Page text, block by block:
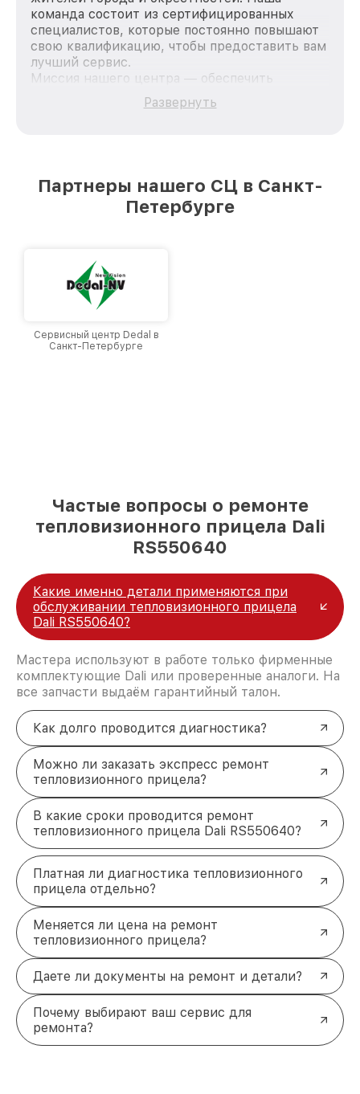
команда состоит из сертифицированных
специалистов, которые постоянно повышают
свою квалификацию, чтобы предоставить вам
лучший сервис.
Миссия нашего центра — обеспечить
качественный и доступный ремонт для
каждого пользователя продукции Dali, вне
лучшим сервисным центром Dali в городе
Санкт-Петербурге, постоянно повышая
Развернуть
Партнеры нашего СЦ в Санкт-
Петербурге
Сервисный центр Dedal в
Санкт-Петербурге
Частые вопросы о ремонте
тепловизионного прицела Dali
RS550640
Какие именно детали применяются при
обслуживании тепловизионного прицела
Dali RS550640?
Мастера используют в работе только фирменные
комплектующие Dali или проверенные аналоги. На
все запчасти выдаём гарантийный талон.
Как долго проводится диагностика?
Можно ли заказать экспресс ремонт
тепловизионного прицела?
В какие сроки проводится ремонт
тепловизионного прицела Dali RS550640?
Платная ли диагностика тепловизионного
прицела отдельно?
Меняется ли цена на ремонт
тепловизионного прицела?
Даете ли документы на ремонт и детали?
Почему выбирают ваш сервис для
ремонта?